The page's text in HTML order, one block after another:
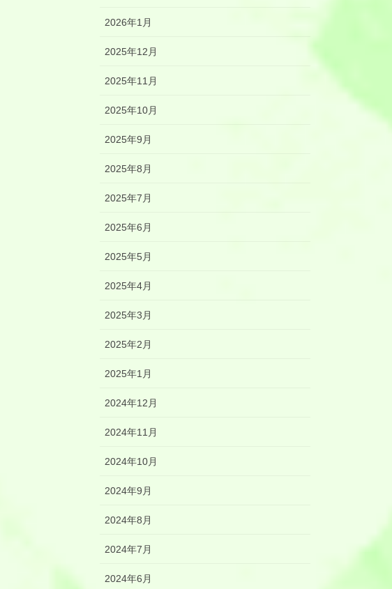
2026年1月
2025年12月
2025年11月
2025年10月
2025年9月
2025年8月
2025年7月
2025年6月
2025年5月
2025年4月
2025年3月
2025年2月
2025年1月
2024年12月
2024年11月
2024年10月
2024年9月
2024年8月
2024年7月
2024年6月